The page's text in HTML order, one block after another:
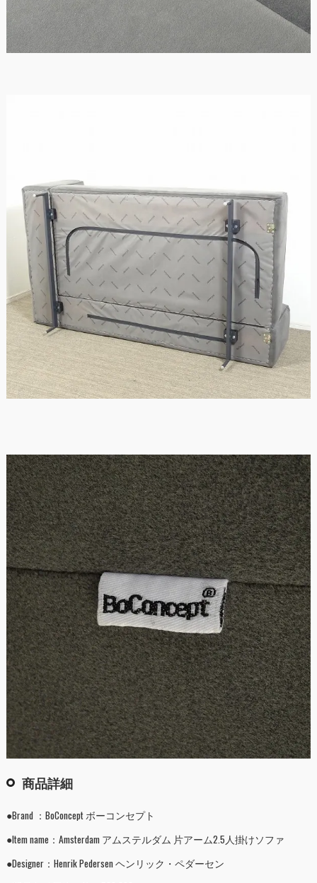
商品詳細
●Brand ：BoConcept ボーコンセプト
●Item name：Amsterdam アムステルダム 片アーム2.5人掛けソファ
●Designer：Henrik Pedersen ヘンリック・ペダーセン